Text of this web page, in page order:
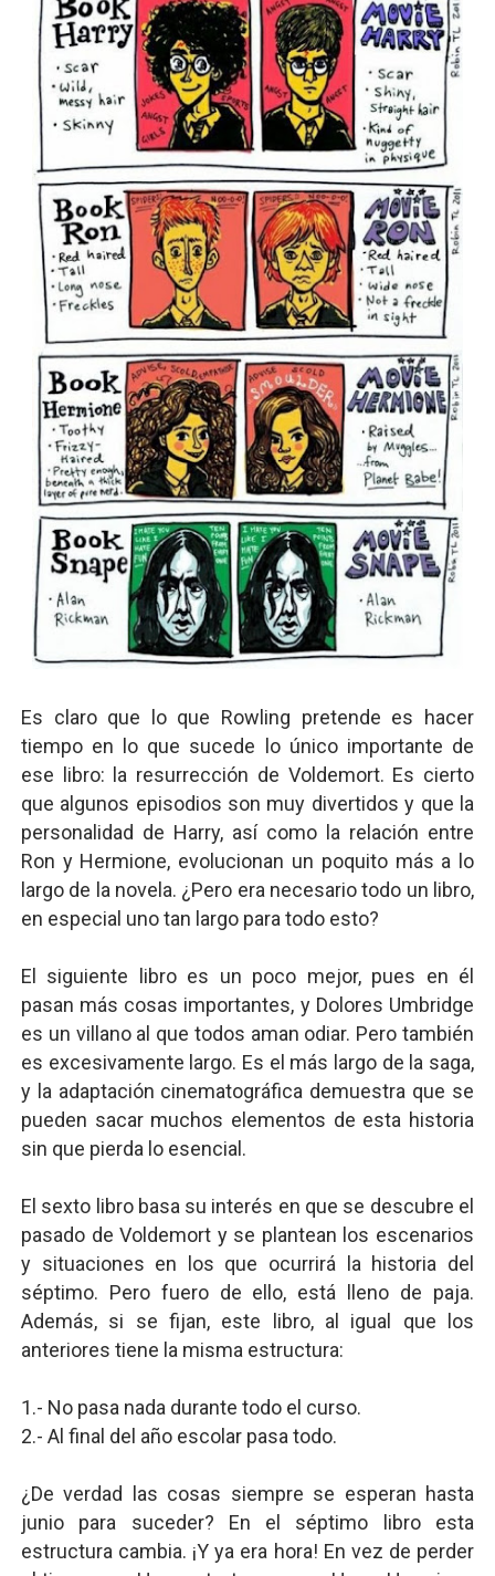
Es claro que lo que Rowling pretende es hacer
tiempo en lo que sucede lo único importante de
ese libro: la resurrección de Voldemort. Es cierto
que algunos episodios son muy divertidos y que la
personalidad de Harry, así como la relación entre
Ron y Hermione, evolucionan un poquito más a lo
largo de la novela. ¿Pero era necesario todo un libro,
en especial uno tan largo para todo esto?
El siguiente libro es un poco mejor, pues en él
pasan más cosas importantes, y Dolores Umbridge
es un villano al que todos aman odiar. Pero también
es excesivamente largo. Es el más largo de la saga,
y la adaptación cinematográfica demuestra que se
pueden sacar muchos elementos de esta historia
sin que pierda lo esencial.
El sexto libro basa su interés en que se descubre el
pasado de Voldemort y se plantean los escenarios
y situaciones en los que ocurrirá la historia del
séptimo. Pero fuero de ello, está lleno de paja.
Además, si se fijan, este libro, al igual que los
anteriores tiene la misma estructura:
1.- No pasa nada durante todo el curso.
2.- Al final del año escolar pasa todo.
¿De verdad las cosas siempre se esperan hasta
junio para suceder? En el séptimo libro esta
estructura cambia. ¡Y ya era hora! En vez de perder